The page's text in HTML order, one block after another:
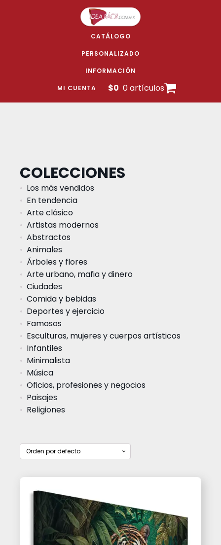
CATÁLOGO
PERSONALIZADO
INFORMACIÓN
MI CUENTA $0 0 artículos
COLECCIONES
Los más vendidos
En tendencia
Arte clásico
Artistas modernos
Abstractos
Animales
Árboles y flores
Arte urbano, mafia y dinero
Ciudades
Comida y bebidas
Deportes y ejercicio
Famosos
Esculturas, mujeres y cuerpos artísticos
Infantiles
Minimalista
Música
Oficios, profesiones y negocios
Paisajes
Religiones